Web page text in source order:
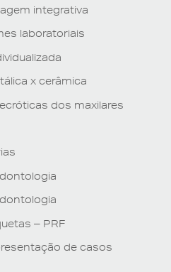
integrativa
laboratoriais
x cerâmica
dos maxilares
– PRF
de casos